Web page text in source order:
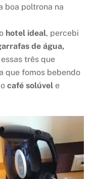
boa poltrona na
hotel ideal, percebi
de água,
três que
que fomos bebendo
ocafé solúvel e